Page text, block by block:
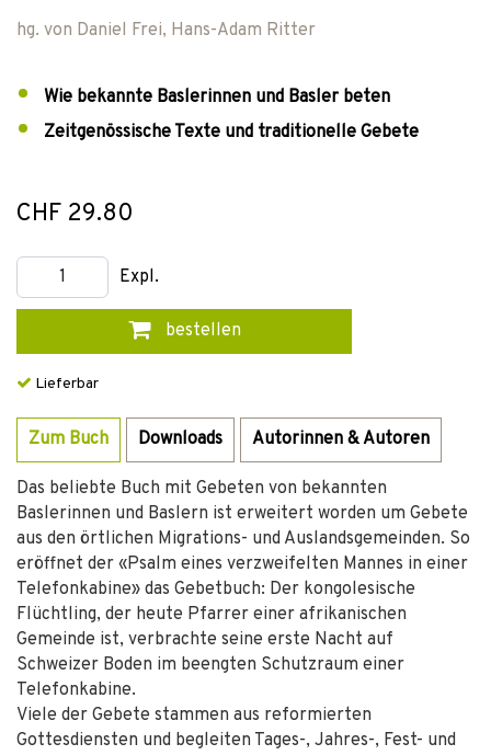
hg. von Daniel Frei, Hans-Adam Ritter
Wie bekannte Baslerinnen und Basler beten
Zeitgenössische Texte und traditionelle Gebete
CHF 29.80
Expl.
bestellen
Lieferbar
Zum Buch Downloads Autorinnen & Autoren
Das beliebte Buch mit Gebeten von bekannten
Baslerinnen und Baslern ist erweitert worden um Gebete
aus den örtlichen Migrations- und Auslandsgemeinden. So
eröffnet der «Psalm eines verzweifelten Mannes in einer
Telefonkabine» das Gebetbuch: Der kongolesische
Flüchtling, der heute Pfarrer einer afrikanischen
Gemeinde ist, verbrachte seine erste Nacht auf
Schweizer Boden im beengten Schutzraum einer
Telefonkabine.
Viele der Gebete stammen aus reformierten
Gottesdiensten und begleiten Tages-, Jahres-, Fest- und